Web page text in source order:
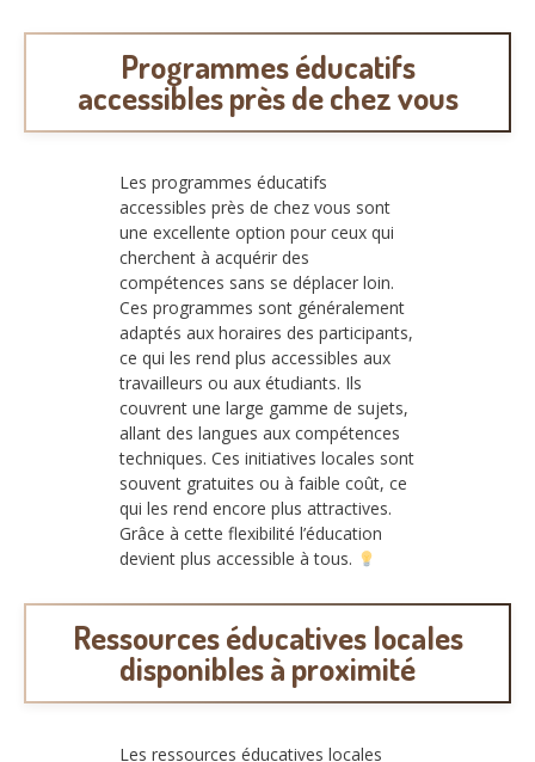
Programmes éducatifs
accessibles près de chez vous
Les programmes éducatifs
accessibles près de chez vous sont
une excellente option pour ceux qui
cherchent à acquérir des
compétences sans se déplacer loin.
Ces programmes sont généralement
adaptés aux horaires des participants,
ce qui les rend plus accessibles aux
travailleurs ou aux étudiants. Ils
couvrent une large gamme de sujets,
allant des langues aux compétences
techniques. Ces initiatives locales sont
souvent gratuites ou à faible coût, ce
qui les rend encore plus attractives.
Grâce à cette flexibilité l’éducation
devient plus accessible à tous.
Ressources éducatives locales
disponibles à proximité
Les ressources éducatives locales